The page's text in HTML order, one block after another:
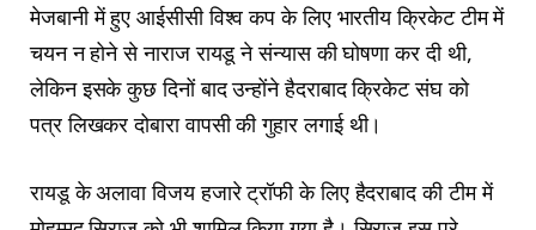
मेजबानी में हुए आईसीसी विश्व कप के लिए भारतीय क्रिकेट टीम में
चयन न होने से नाराज रायडू ने संन्यास की घोषणा कर दी थी,
लेकिन इसके कुछ दिनों बाद उन्होंने हैदराबाद क्रिकेट संघ को
पत्र लिखकर दोबारा वापसी की गुहार लगाई थी।
रायडू के अलावा विजय हजारे ट्रॉफी के लिए हैदराबाद की टीम में